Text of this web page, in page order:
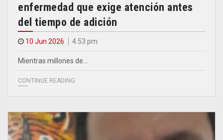
enfermedad que exige atención antes
del tiempo de adición
10 Jun 2026 4.53 pm
Mientras millones de…
CONTINUE READING